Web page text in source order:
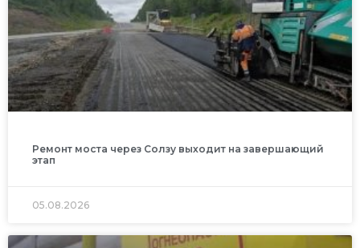
Ремонт моста через Солзу выходит на завершающий
этап
05.08.2026